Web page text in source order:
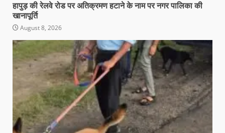
हापुड़ की रेलवे रोड पर अतिक्रमण हटाने के नाम पर नगर पालिका की
खानापूर्ति
August 8, 2026